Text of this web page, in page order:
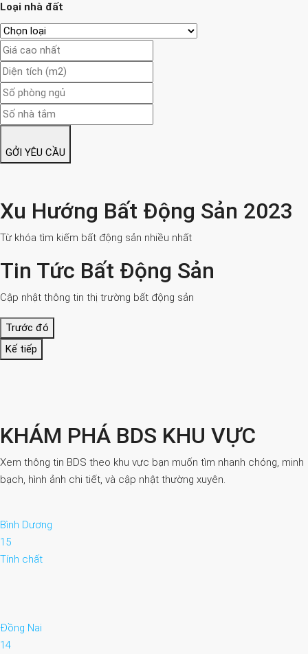
Loại nhà đất
GỞI YÊU CẦU
Xu Hướng Bất Động Sản 2023
Từ khóa tìm kiếm bất động sản nhiều nhất
Tin Tức Bất Động Sản
Cập nhật thông tin thị trường bất động sản
Trước đó
Kế tiếp
KHÁM PHÁ BDS KHU VỰC
Xem thông tin BDS theo khu vực bạn muốn tìm nhanh chóng, minh
bạch, hình ảnh chi tiết, và cập nhật thường xuyên.
Bình Dương
15
Tính chất
Đồng Nai
14